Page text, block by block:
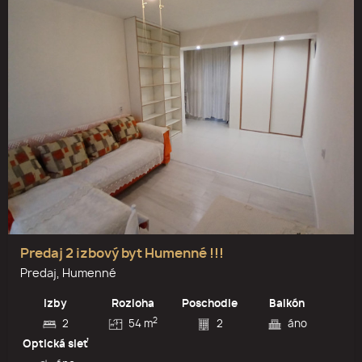
Predaj 2 izbový byt Humenné !!!
Predaj, Humenné
Izby
2
Rozloha
54 m2
Poschodie
2
Balkón
áno
Optická sieť